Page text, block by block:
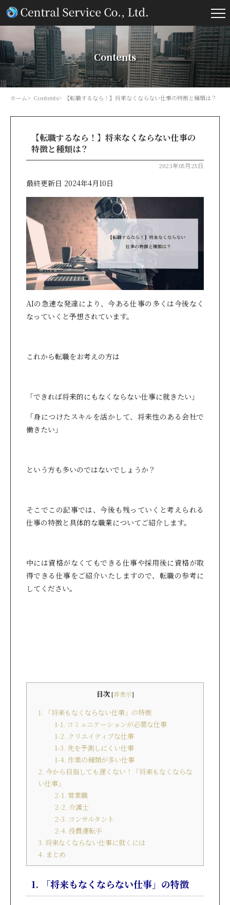
Contents
ホーム Contents 【転職するなら！】将来なくならない仕事の特徴と種類は？
【転職するなら！】将来なくならない仕事の
特徴と種類は？
2023年05月25日
最終更新日 2024年4月10日
AIの急速な発達により、今ある仕事の多くは今後なく
なっていくと予想されています。
これから転職をお考えの方は
「できれば将来的にもなくならない仕事に就きたい」
「身につけたスキルを活かして、将来性のある会社で
働きたい」
という方も多いのではないでしょうか？
そこでこの記事では、今後も残っていくと考えられる
仕事の特徴と具体的な職業についてご紹介します。
中には資格がなくてもできる仕事や採用後に資格が取
得できる仕事をご紹介いたしますので、転職の参考に
してください。
目次 [非表示]
1. 「将来もなくならない仕事」の特徴
1-1. コミュニケーションが必要な仕事
1-2. クリエイティブな仕事
1-3. 先を予測しにくい仕事
1-4. 作業の種類が多い仕事
2. 今から目指しても遅くない！「将来もなくならな
い仕事」
2-1. 営業職
2-2. 介護士
2-3. コンサルタント
2-4. 役員運転手
3. 将来なくならない仕事に就くには
4. まとめ
1. 「将来もなくならない仕事」の特徴